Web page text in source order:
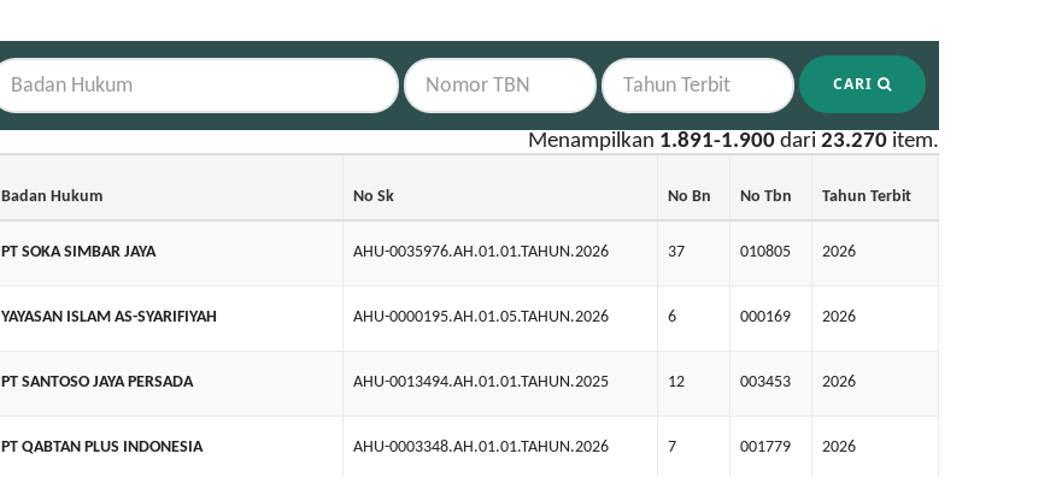
CARI
Menampilkan 1.891-1.900 dari 23.270 item.
Badan Hukum No Sk No Bn No Tbn Tahun Terbit
PT SOKA SIMBAR JAYA AHU-0035976.AH.01.01.TAHUN.2026 37 010805 2026
YAYASAN ISLAM AS-SYARIFIYAH AHU-0000195.AH.01.05.TAHUN.2026 6 000169 2026
PT SANTOSO JAYA PERSADA AHU-0013494.AH.01.01.TAHUN.2025 12 003453 2026
PT QABTAN PLUS INDONESIA AHU-0003348.AH.01.01.TAHUN.2026 7 001779 2026